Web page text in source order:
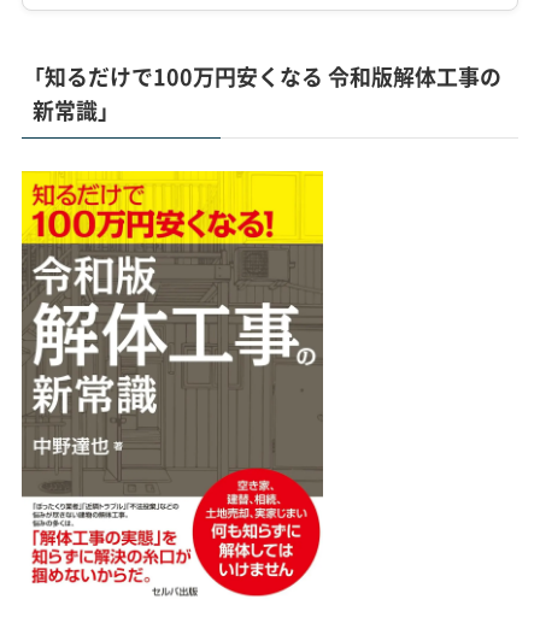
「知るだけで100万円安くなる 令和版解体工事の
新常識」